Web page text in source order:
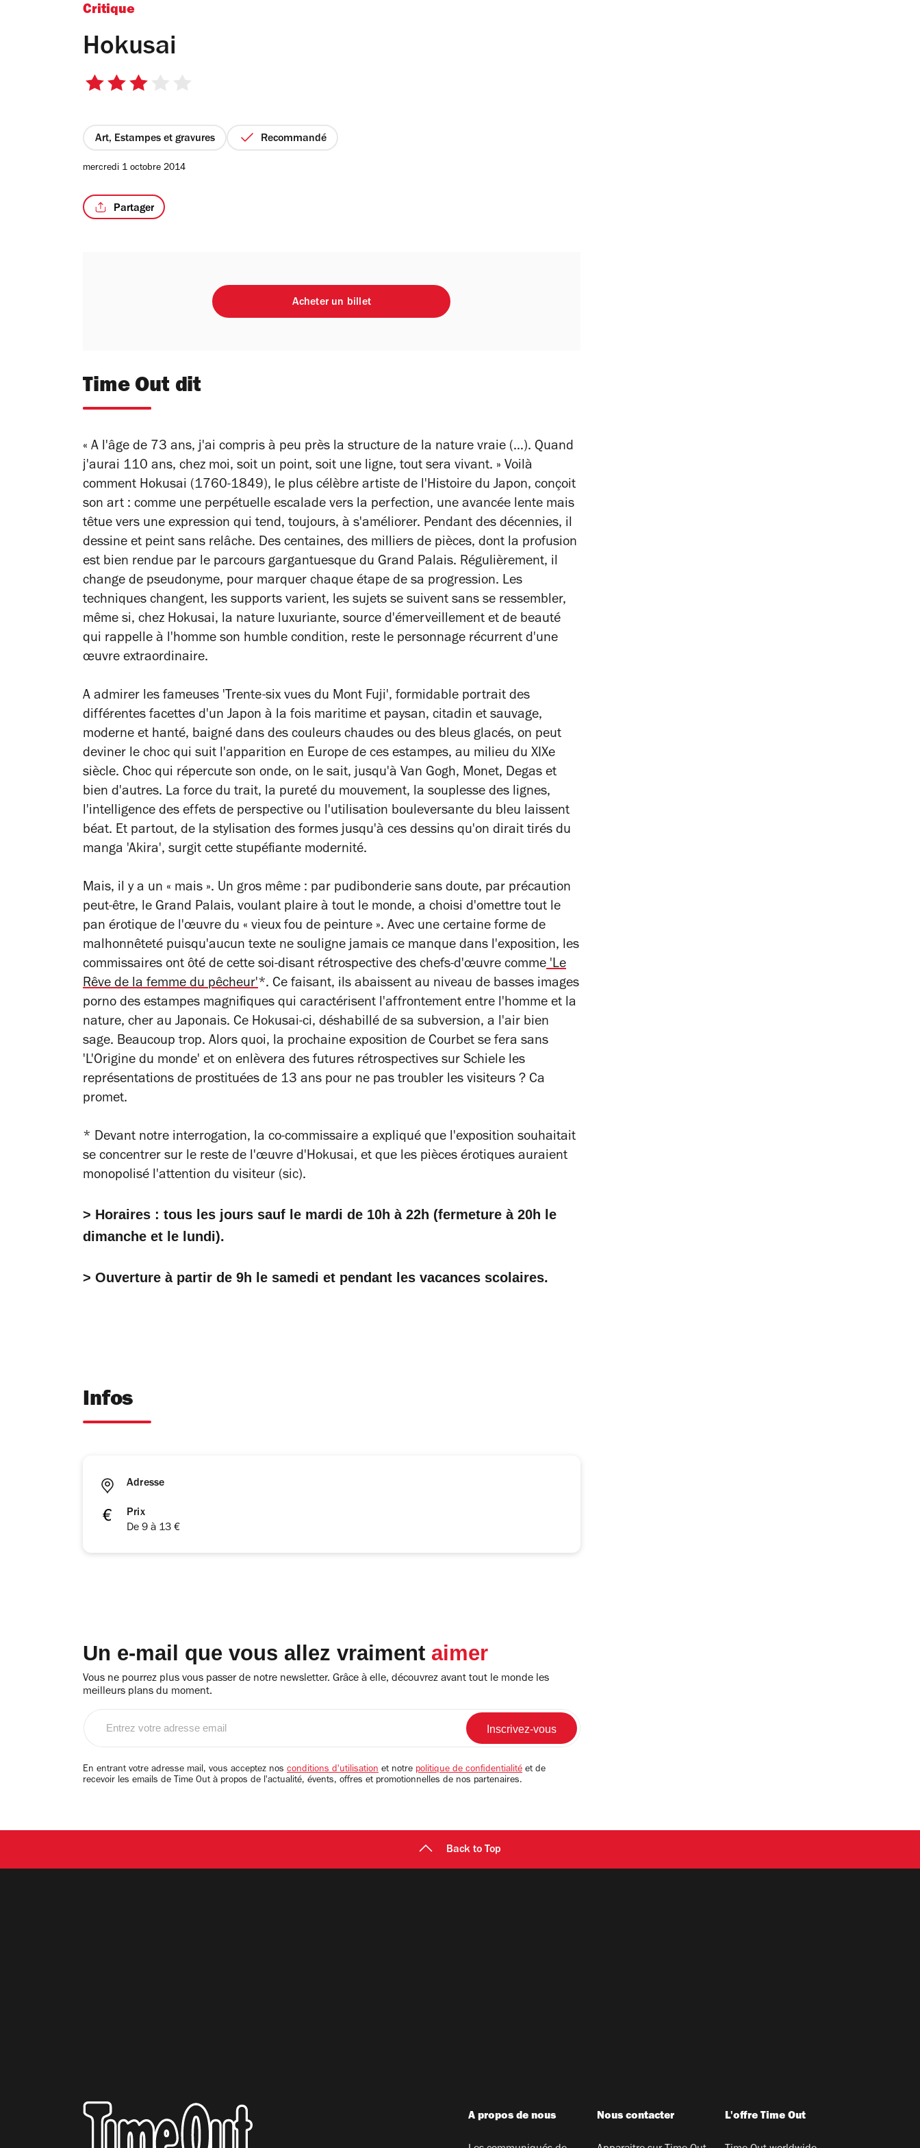
Critique
Hokusai
3
étoiles
Art, Estampes et gravures Recommandé
mercredi 1 octobre 2014
Partager
Acheter un billet
Time Out dit
« A l'âge de 73 ans, j'ai compris à peu près la structure de la nature vraie (…). Quand
j'aurai 110 ans, chez moi, soit un point, soit une ligne, tout sera vivant. » Voilà
comment Hokusai (1760-1849), le plus célèbre artiste de l'Histoire du Japon, conçoit
son art : comme une perpétuelle escalade vers la perfection, une avancée lente mais
têtue vers une expression qui tend, toujours, à s'améliorer. Pendant des décennies, il
dessine et peint sans relâche. Des centaines, des milliers de pièces, dont la profusion
est bien rendue par le parcours gargantuesque du Grand Palais. Régulièrement, il
change de pseudonyme, pour marquer chaque étape de sa progression. Les
techniques changent, les supports varient, les sujets se suivent sans se ressembler,
même si, chez Hokusai, la nature luxuriante, source d'émerveillement et de beauté
qui rappelle à l'homme son humble condition, reste le personnage récurrent d'une
œuvre extraordinaire.
A admirer les fameuses 'Trente-six vues du Mont Fuji', formidable portrait des
différentes facettes d'un Japon à la fois maritime et paysan, citadin et sauvage,
moderne et hanté, baigné dans des couleurs chaudes ou des bleus glacés, on peut
deviner le choc qui suit l'apparition en Europe de ces estampes, au milieu du XIXe
siècle. Choc qui répercute son onde, on le sait, jusqu'à Van Gogh, Monet, Degas et
bien d'autres. La force du trait, la pureté du mouvement, la souplesse des lignes,
l'intelligence des effets de perspective ou l'utilisation bouleversante du bleu laissent
béat. Et partout, de la stylisation des formes jusqu'à ces dessins qu'on dirait tirés du
manga 'Akira', surgit cette stupéfiante modernité.
Mais, il y a un « mais ». Un gros même : par pudibonderie sans doute, par précaution
peut-être, le Grand Palais, voulant plaire à tout le monde, a choisi d'omettre tout le
pan érotique de l'œuvre du « vieux fou de peinture ». Avec une certaine forme de
malhonnêteté puisqu'aucun texte ne souligne jamais ce manque dans l'exposition, les
commissaires ont ôté de cette soi-disant rétrospective des chefs-d'œuvre comme'Le
Rêve de la femme du pêcheur'*. Ce faisant, ils abaissent au niveau de basses images
porno des estampes magnifiques qui caractérisent l'affrontement entre l'homme et la
nature, cher au Japonais. Ce Hokusai-ci, déshabillé de sa subversion, a l'air bien
sage. Beaucoup trop. Alors quoi, la prochaine exposition de Courbet se fera sans
'L'Origine du monde' et on enlèvera des futures rétrospectives sur Schiele les
représentations de prostituées de 13 ans pour ne pas troubler les visiteurs ? Ca
promet.
* Devant notre interrogation, la co-commissaire a expliqué que l'exposition souhaitait
se concentrer sur le reste de l'œuvre d'Hokusai, et que les pièces érotiques auraient
monopolisé l'attention du visiteur (sic).
> Horaires : tous les jours sauf le mardi de 10h à 22h (fermeture à 20h le
dimanche et le lundi).
> Ouverture à partir de 9h le samedi et pendant les vacances scolaires.
Infos
Adresse
Prix
De 9 à 13 €
Un e-mail que vous allez vraiment aimer
Vous ne pourrez plus vous passer de notre newsletter. Grâce à elle, découvrez avant tout le monde les
meilleurs plans du moment.
email
En entrant votre adresse mail, vous acceptez nos conditions d'utilisation et notre politique de confidentialité et de
recevoir les emails de Time Out à propos de l'actualité, évents, offres et promotionnelles de nos partenaires.
Back to Top
A propos de nous Nous contacter L'offre Time Out